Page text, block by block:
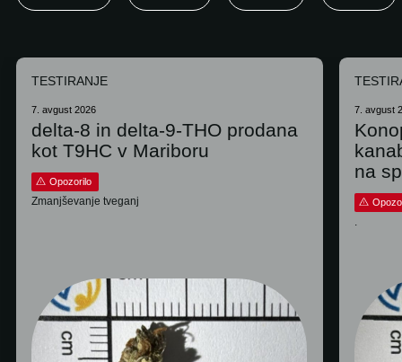
TESTIRANJE
7. avgust 2026
delta-8 in delta-9-THO prodana
kot T9HC v Mariboru
Opozorilo
Zmanjševanje tveganj
7. avgust
na
.